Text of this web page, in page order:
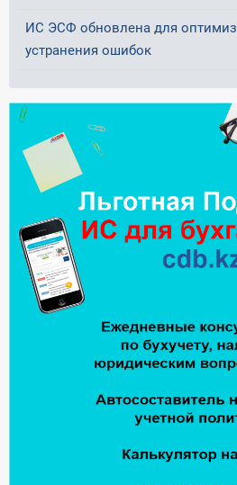
ИС ЭСФ обновлена для
устранения ошибок